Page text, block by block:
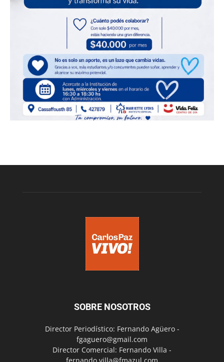
SOBRE NOSOTROS
Director Periodístico: Fernando Agüero -
fgaguero@gmail.com
Director Comercial: Fernando Villa -